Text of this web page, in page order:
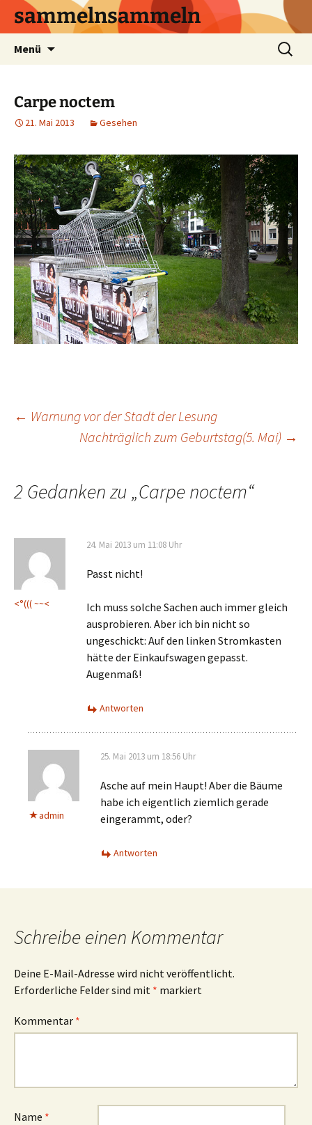
sammelnsammeln
Menü
Suchen
nach:
Carpe noctem
21. Mai 2013 Gesehen
Beitrags-
← Warnung vor der Stadt der Lesung
Nachträglich zum Geburtstag(5. Mai) →
2 Gedanken zu „Carpe noctem“
<°((( ~~<
24. Mai 2013 um 11:08 Uhr
Passt nicht!
Ich muss solche Sachen auch immer gleich
ausprobieren. Aber ich bin nicht so
ungeschickt: Auf den linken Stromkasten
hätte der Einkaufswagen gepasst.
Augenmaß!
Antworten
admin
25. Mai 2013 um 18:56 Uhr
Asche auf mein Haupt! Aber die Bäume
habe ich eigentlich ziemlich gerade
eingerammt, oder?
Antworten
Schreibe einen Kommentar
Deine E-Mail-Adresse wird nicht veröffentlicht.
Erforderliche Felder sind mit * markiert
Kommentar *
Name *